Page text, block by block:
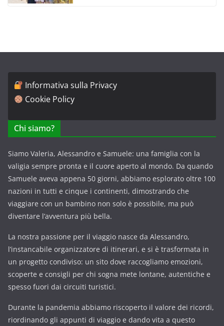
Informativa sulla Privacy
Cookie Policy
Chi siamo?
Siamo Valeria, Alessandro e Samuele: una famiglia con la
valigia sempre pronta e il cuore aperto al mondo. Da quando
Samuele aveva appena 50 giorni, abbiamo esplorato oltre 100
nazioni in tutti e cinque i continenti, dimostrando che
viaggiare con un bambino non solo è possibile, ma può
diventare l’avventura più bella.
La nostra passione per il viaggio nasce da Alessandro,
l’instancabile organizzatore di itinerari, e si è trasformata in
un progetto condiviso: un sito dove raccogliamo emozioni,
scoperte e consigli per chi sogna mete lontane, autentiche e
spesso fuori dai circuiti turistici.
Durante la pandemia abbiamo riscoperto il valore dei ricordi,
riordinando gli appunti di viaggio e dando vita a questo